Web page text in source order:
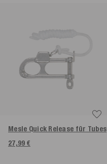
Mesle Quick Release für Tubes
27,99 €